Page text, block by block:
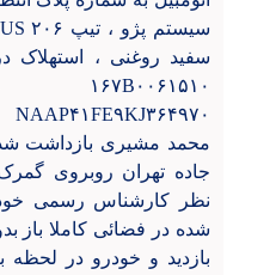
سیستم پژو ، تیپ ۲۰۶
سفید روغنی ، استهلاک
۰۰۶۱۵۱۰ B۱۶۷ شماره شاسی
NAAP۴۱FE۹KJ۳۶۴۹۷۰
محمد مشیری بازداشت
جاده تهران روبروی
نظر کارشناس رسمی
شده در فضائی کاملا
بازدید و خودرو در لحظه